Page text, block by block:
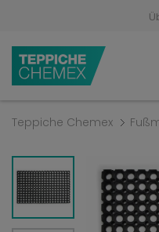
Teppiche Chemex